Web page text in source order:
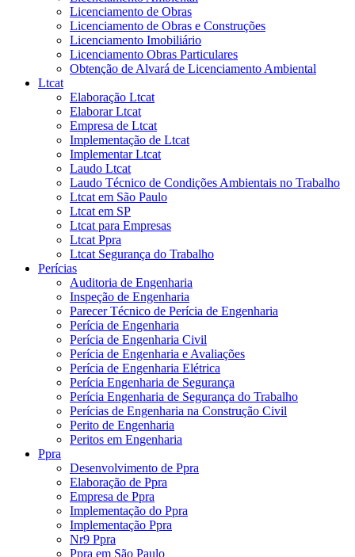
Licenciamento de Obras
Licenciamento de Obras e Construções
Licenciamento Imobiliário
Licenciamento Obras Particulares
Obtenção de Alvará de Licenciamento Ambiental
Ltcat
Elaboração Ltcat
Elaborar Ltcat
Empresa de Ltcat
Implementação de Ltcat
Implementar Ltcat
Laudo Ltcat
Laudo Técnico de Condições Ambientais no Trabalho
Ltcat em São Paulo
Ltcat em SP
Ltcat para Empresas
Ltcat Ppra
Ltcat Segurança do Trabalho
Perícias
Auditoria de Engenharia
Inspeção de Engenharia
Parecer Técnico de Perícia de Engenharia
Perícia de Engenharia
Perícia de Engenharia Civil
Perícia de Engenharia e Avaliações
Perícia de Engenharia Elétrica
Perícia Engenharia de Segurança
Perícia Engenharia de Segurança do Trabalho
Perícias de Engenharia na Construção Civil
Perito de Engenharia
Peritos em Engenharia
Ppra
Desenvolvimento de Ppra
Elaboração de Ppra
Empresa de Ppra
Implementação do Ppra
Implementação Ppra
Nr9 Ppra
Ppra em São Paulo